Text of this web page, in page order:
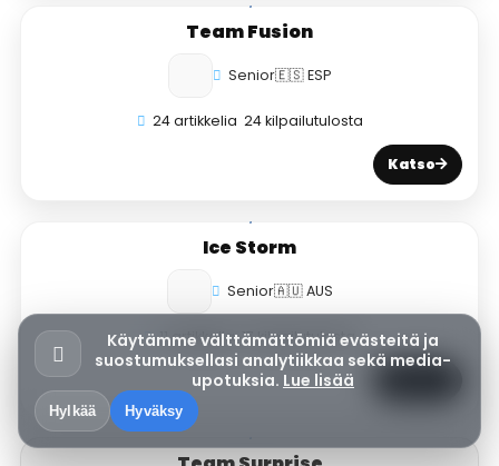
Team Fusion
Senior🇪🇸 ESP
24 artikkelia 24 kilpailutulosta
Katso
Ice Storm
Senior🇦🇺 AUS
11 artikkelia 17 kilpailutulosta
Käytämme välttämättömiä evästeitä ja
suostumuksellasi analytiikkaa sekä media-
upotuksia. Lue lisää
Hylkää Hyväksy